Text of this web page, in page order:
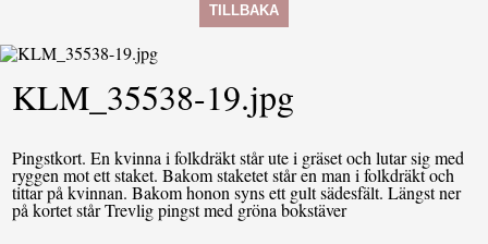
TILLBAKA
KLM_35538-19.jpg
Pingstkort. En kvinna i folkdräkt står ute i gräset och lutar sig med
ryggen mot ett staket. Bakom staketet står en man i folkdräkt och
tittar på kvinnan. Bakom honon syns ett gult sädesfält. Längst ner
på kortet står Trevlig pingst med gröna bokstäver